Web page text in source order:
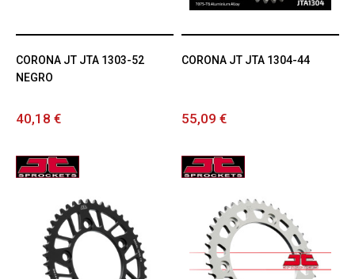
CORONA JT JTA 1303-52
NEGRO
40,18 €
CORONA JT JTA 1304-44
55,09 €